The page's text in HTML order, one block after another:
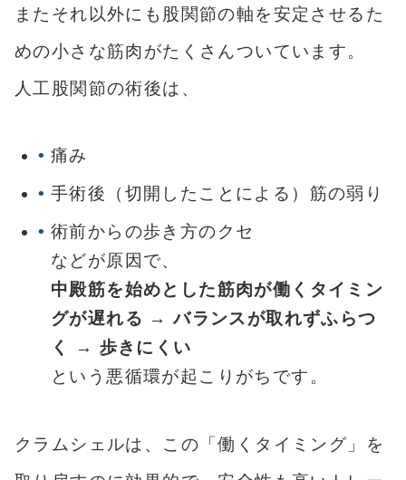
またそれ以外にも股関節の軸を安定させるた
めの小さな筋肉がたくさんついています。
人工股関節の術後は、
痛み
手術後（切開したことによる）筋の弱り
術前からの歩き方のクセ
などが原因で、
中殿筋を始めとした筋肉が働くタイミン
グが遅れる → バランスが取れずふらつ
く → 歩きにくい
という悪循環が起こりがちです。
クラムシェルは、この「働くタイミング」を